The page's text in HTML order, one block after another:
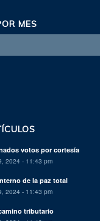
MES
votos por cortesía
2024 - 11:43 pm
de la paz total
2024 - 11:43 pm
tributario